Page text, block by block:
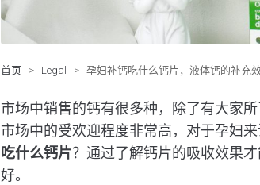
首页 > Legal > 孕妇补钙吃什么钙片，液体钙的补充
市场中销售的钙有很多种，除了有大家
市场中的受欢迎程度非常高，对于孕妇
吃什么钙片？通过了解钙片的吸收效果
好。